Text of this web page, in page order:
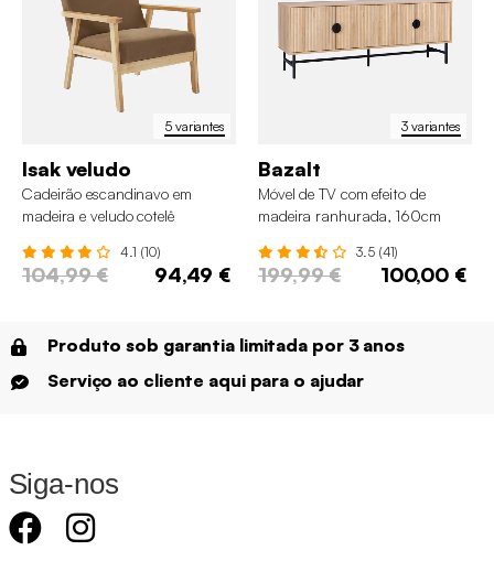
5 variantes
Isak veludo
Cadeirão escandinavo em
madeira e veludo cotelê
4.1 (10)
104,99 € 94,49 €
3 variantes
Bazalt
Móvel de TV com efeito de
madeira ranhurada, 160cm
3.5 (41)
199,99 € 100,00 €
Produto sob garantia limitada por 3 anos
Serviço ao cliente aqui para o ajudar
Siga-nos